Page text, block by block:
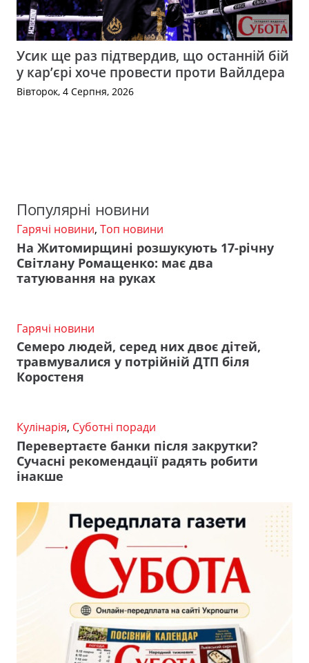
Усик ще раз підтвердив, що останній бій
у кар’єрі хоче провести проти Вайлдера
Вівторок, 4 Серпня, 2026
Популярні новини
Гарячі новини, Топ новини
На Житомирщині розшукують 17-річну
Світлану Ромащенко: має два
татуювання на руках
Гарячі новини
Семеро людей, серед них двоє дітей,
травмувалися у потрійній ДТП біля
Коростеня
Кулінарія, Суботні поради
Перевертаєте банки після закрутки?
Сучасні рекомендації радять робити
інакше